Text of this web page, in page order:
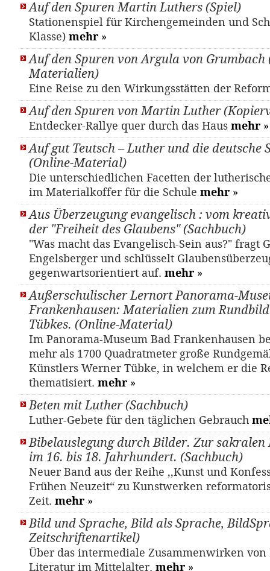
Auf den Spuren Martin Luthers (Spiel)
Stationenspiel für Kirchengemeinden und
Klasse) mehr »
Auf den Spuren von Argula von Grumbach
Materialien)
Eine Reise zu den Wirkungsstätten der
Auf den Spuren von Martin Luther
Entdecker-Rallye quer durch das Haus mehr »
Auf gut Teutsch – Luther und die deutsche
(Online-Material)
Die unterschiedlichen Facetten der
im Materialkoffer für die Schule mehr »
Aus Überzeugung evangelisch : vom
der "Freiheit des Glaubens" (Sachbuch)
"Was macht das Evangelisch-Sein aus?" fragt
Engelsberger und schlüsselt
gegenwartsorientiert auf. mehr »
Außerschulischer Lernort Panorama-
Frankenhausen: Materialien zum
Tübkes. (Online-Material)
Im Panorama-Museum Bad Frankenhausen
mehr als 1700 Quadratmeter große
Künstlers Werner Tübke, in welchem er die
thematisiert. mehr »
Beten mit Luther (Sachbuch)
Luther-Gebete für den täglichen Gebrauch
Bibelauslegung durch Bilder. Zur
im 16. bis 18. Jahrhundert. (Sachbuch)
Neuer Band aus der Reihe ,,Kunst und
Frühen Neuzeit“ zu Kunstwerken
Zeit. mehr »
Bild und Sprache, Bild als Sprache,
Zeitschriftenartikel)
Über das intermediale Zusammenwirken von
Literatur im Mittelalter. mehr »